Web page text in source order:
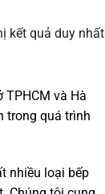
kết quả duy nhất
và Hà
trong quá trình
nhiều loại bếp